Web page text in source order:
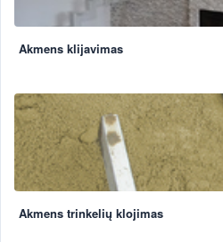
Akmens klijavimas
Akmens trinkelių klojimas